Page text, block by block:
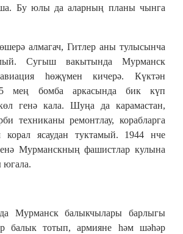
Бу юлы да аларның планы чынга
алмагач, Гитлер аны тулысынча
Сугыш вакытында Мурманск
һөҗүмен кичерә. Күктән
мең бомба аркасында бик күп
генә кала. Шуңа да карамастан,
техниканы ремонтлау, корабларга
ясаудан туктамый. 1944 нче
Мурманскның фашистлар кулына
Мурманск балыкчылары барлыгы
балык тотып, армияне һәм шәһәр